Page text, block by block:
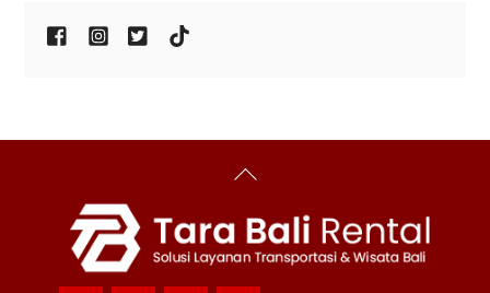
Back